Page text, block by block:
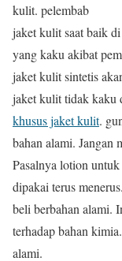
kulit. pelembab
jaket kulit saat baik
yang kaku akibat
jaket kulit sintetis
jaket kulit tidak kaku
khusus jaket kulit.
bahan alami. Jangan
Pasalnya lotion
dipakai terus
beli berbahan alami.
terhadap bahan
alami.